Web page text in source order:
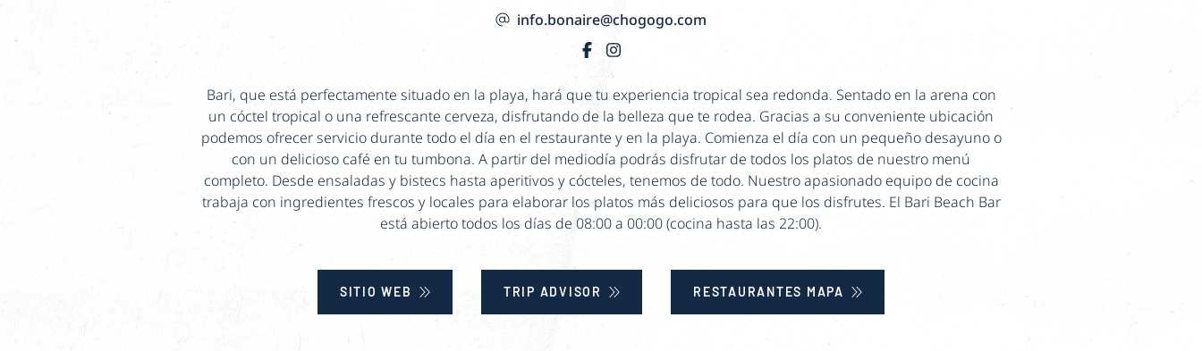
info.bonaire@chogogo.com
Bari, que está perfectamente situado en la playa, hará que tu experiencia tropical sea redonda. Sentado en la arena con
un cóctel tropical o una refrescante cerveza, disfrutando de la belleza que te rodea. Gracias a su conveniente ubicación
podemos ofrecer servicio durante todo el día en el restaurante y en la playa. Comienza el día con un pequeño desayuno o
con un delicioso café en tu tumbona. A partir del mediodía podrás disfrutar de todos los platos de nuestro menú
completo. Desde ensaladas y bistecs hasta aperitivos y cócteles, tenemos de todo. Nuestro apasionado equipo de cocina
trabaja con ingredientes frescos y locales para elaborar los platos más deliciosos para que los disfrutes. El Bari Beach Bar
está abierto todos los días de 08:00 a 00:00 (cocina hasta las 22:00).
SITIO WEB TRIP ADVISOR RESTAURANTES MAPA